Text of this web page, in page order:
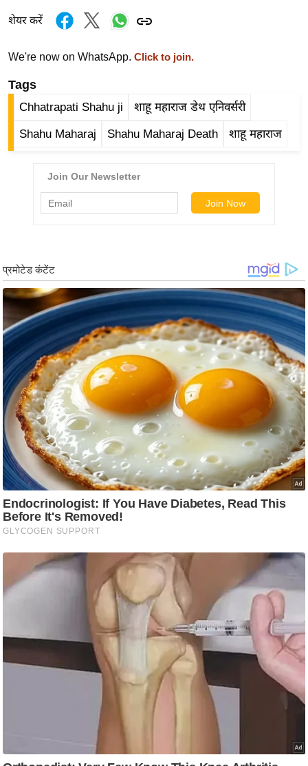
न
ग
बॉ
ली
वु
ल्म
स
मी
क्षा
B
r
e
a
k
g
N
e
w
s
ला
टे
टी
शेयर करें
We're now on WhatsApp. Click to join.
Tags
Chhatrapati Shahu ji शाहू महाराज डेथ एनिवर्सरी
Shahu Maharaj Shahu Maharaj Death शाहू महाराज